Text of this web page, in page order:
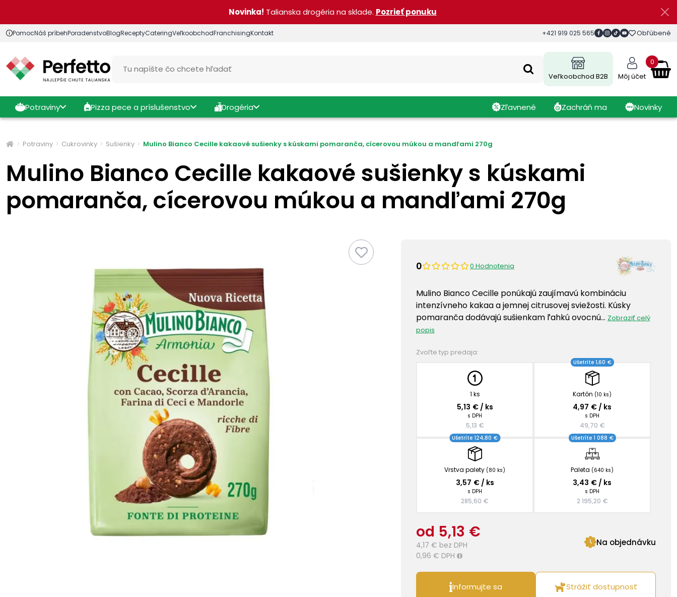
Novinka! Talianska drogéria na sklade. Pozrieť ponuku
PomocNáš príbehPoradenstvoBlogReceptyCateringVeľkoobchodFranchisingKontakt +421 919 025 565 Obľúbené
Veľkoobchod B2B Môj účet
0
Potraviny Pizza pece a príslušenstvo Drogéria Zľavnené Zachráň ma Novinky
Potraviny Cukrovinky Sušienky Mulino Bianco Cecille kakaové sušienky s kúskami pomaranča, cícerovou múkou a mandľami 270g
Mulino Bianco Cecille kakaové sušienky s kúskami
pomaranča, cícerovou múkou a mandľami 270g
0 0 Hodnotenia
Mulino Bianco Cecille ponúkajú zaujímavú kombináciu
intenzívneho kakaa a jemnej citrusovej sviežosti. Kúsky
pomaranča dodávajú sušienkam ľahkú ovocnú… Zobraziť celý
popis
Zvoľte typ predaja:
1 ks
5,13 € / ks
s DPH
5,13 €
Kartón (10 ks)
Ušetríte 1,60 €
4,97 € / ks
s DPH
49,70 €
Vrstva palety (80 ks)
Ušetríte 124,80 €
3,57 € / ks
s DPH
285,60 €
Paleta (640 ks)
Ušetríte 1 088 €
3,43 € / ks
s DPH
2 195,20 €
od 5,13 €
4,17 € bez DPH
0,96 € DPH i
Na objednávku
Informujte sa Strážiť dostupnosť